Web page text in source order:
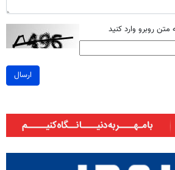
روبرو وارد کنید
ارسال